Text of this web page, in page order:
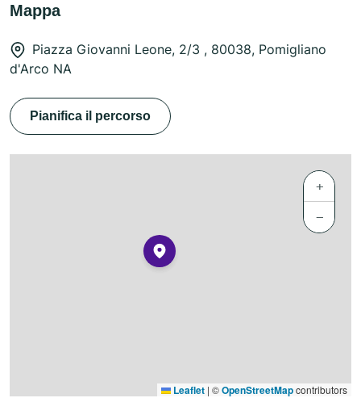
Mappa
Piazza Giovanni Leone, 2/3 , 80038, Pomigliano
d'Arco NA
Pianifica il percorso
+
−
Leaflet | ©OpenStreetMapcontributors